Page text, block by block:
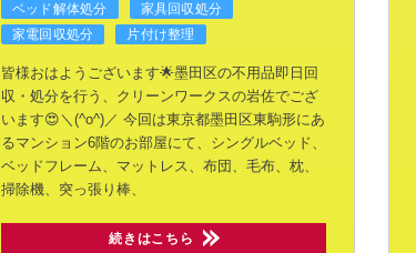
ベッド解体処分
家具回収処分
家電回収処分
片付け整理
皆様おはようございます🌟墨田区の不用品即日回
収・処分を行う、クリーンワークスの岩佐でござ
います😍＼(^o^)／ 今回は東京都墨田区東駒形にあ
るマンション6階のお部屋にて、シングルベッド、
ベッドフレーム、マットレス、布団、毛布、枕、
掃除機、突っ張り棒、
続きはこちら